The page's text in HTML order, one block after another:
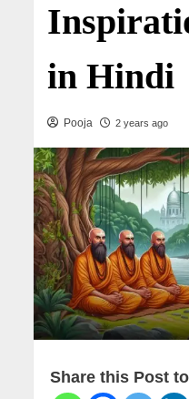
in Hindi
Pooja 2 years ago
Share this Post